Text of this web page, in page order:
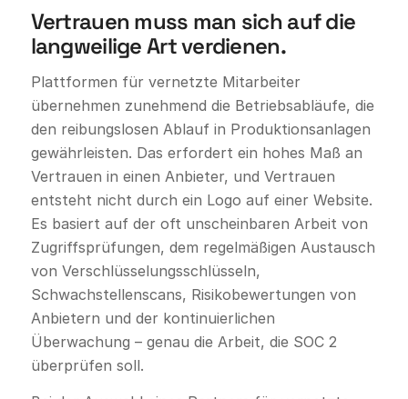
Vertrauen muss man sich auf die
langweilige Art verdienen.
Plattformen für vernetzte Mitarbeiter
übernehmen zunehmend die Betriebsabläufe, die
den reibungslosen Ablauf in Produktionsanlagen
gewährleisten. Das erfordert ein hohes Maß an
Vertrauen in einen Anbieter, und Vertrauen
entsteht nicht durch ein Logo auf einer Website.
Es basiert auf der oft unscheinbaren Arbeit von
Zugriffsprüfungen, dem regelmäßigen Austausch
von Verschlüsselungsschlüsseln,
Schwachstellenscans, Risikobewertungen von
Anbietern und der kontinuierlichen
Überwachung – genau die Arbeit, die SOC 2
überprüfen soll.